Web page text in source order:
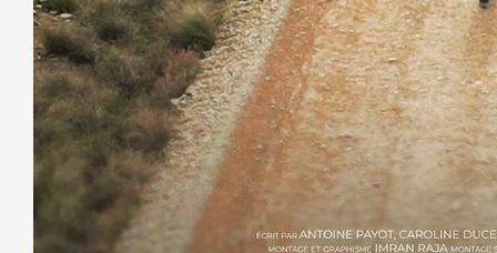
RRR
Nightborn
Sur